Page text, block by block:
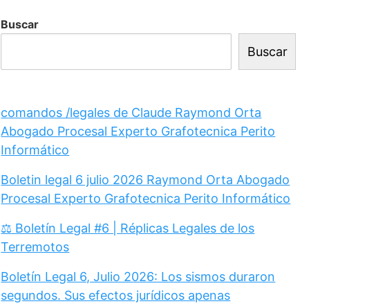
Buscar
Buscar
comandos /legales de Claude Raymond Orta
Abogado Procesal Experto Grafotecnica Perito
Informático
Boletin legal 6 julio 2026 Raymond Orta Abogado
Procesal Experto Grafotecnica Perito Informático
⚖️ Boletín Legal #6 | Réplicas Legales de los
Terremotos
Boletín Legal 6, Julio 2026: Los sismos duraron
segundos. Sus efectos jurídicos apenas